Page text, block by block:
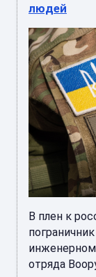
людей
В плен к
инженерном
отряда